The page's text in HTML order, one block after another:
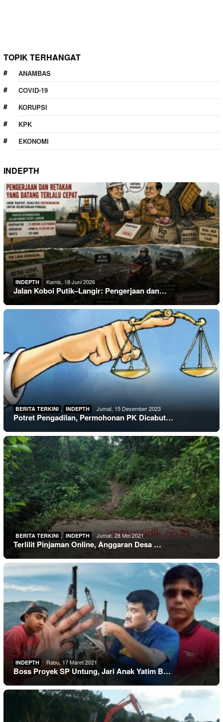
TOPIK TERHANGAT
ANAMBAS
COVID-19
KORUPSI
KPK
EKONOMI
INDEPTH
INDEPTH Kamis, 18 Juni 2026
Jalan Koboi Putik–Langir: Pengerjaan dan…
BERITA TERKINI , INDEPTH Jumat, 15 Desember 2023
Potret Pengadilan, Permohonan PK Dicabut…
BERITA TERKINI , INDEPTH Jumat, 28 Mei 2021
Terlilit Pinjaman Online, Anggaran Desa …
INDEPTH Rabu, 17 Maret 2021
Boss Proyek SP Untung, Jari Anak Yatim B…